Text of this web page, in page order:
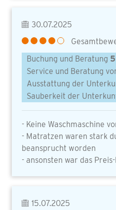
30.07.2025
Buchung und Beratung 5
Service und Beratung
Ausstattung der
Sauberkeit der
- Keine Waschmaschine
- Matratzen waren stark
beansprucht worden
- ansonsten war das
15.07.2025